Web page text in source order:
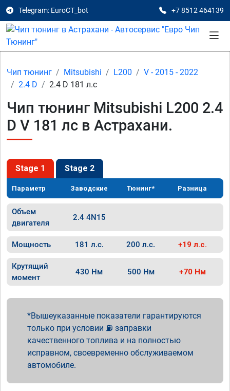
Telegram: EuroCT_bot +7 8512 464139
Чип тюнинг Mitsubishi L200
V - 2015 - 2022
2.4 D
2.4 D 181 л.с
Чип тюнинг Mitsubishi L200 2.4
D V 181 лс в Астрахани.
Stage 1 Stage 2
Параметр Заводские Тюнинг* Разница
Объем
двигателя
2.4 4N15
Мощность 181 л.с. 200 л.с. +19 л.с.
Крутящий
момент
430 Нм 500 Нм +70 Нм
Вышеуказанные показатели гарантируются
только при условии ⛽ заправки
качественного топлива и на полностью
исправном, своевременно обслуживаемом
автомобиле.